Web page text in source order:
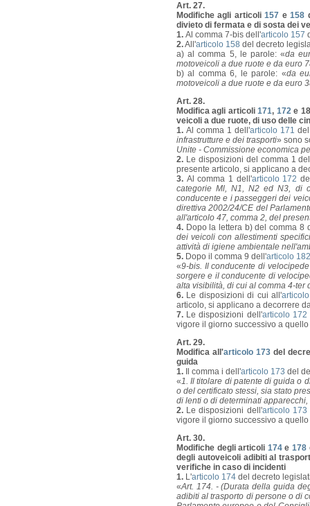
Art. 27.
Modifiche agli articoli157 e158
divieto di fermata e di sosta dei
1. Al comma 7-bis dell'articolo 157
2.All'articolo 158 del decreto
a) al comma 5, le parole: «da
motoveicoli a due ruote e da euro
b) al comma 6, le parole: «da
motoveicoli a due ruote e da euro
Art. 28.
Modifica agli articoli171, 172 e
veicoli a due ruote, di uso delle
1. Al comma 1 dell'articolo 171
infrastrutture e dei trasporti» sono
Unite - Commissione economica
2. Le disposizioni del comma 1
presente articolo, si applicano a
3. Al comma 1 dell'articolo 172
categorie Ml, N1, N2 ed N3, di
conducente e i passeggeri dei
direttiva 2002/24/CE del
all'articolo 47, comma 2, del
4. Dopo la lettera b) del comma 8
dei veicoli con allestimenti
attività di igiene ambientale
5. Dopo il comma 9 dell'articolo 182
«9-bis. Il conducente di
sorgere e il conducente di
alta visibilità, di cui al comma 4-ter
6. Le disposizioni di cui all'
articolo, si applicano a decorrere
7. Le disposizioni dell'articolo 172
vigore il giorno successivo a
Art. 29.
Modifica all'articolo 173del
guida
1.
Il comma i dell'articolo 173 del
«1. Il titolare di patente di guida o
o del certificato stessi, sia stato
di lenti o di determinati
2. Le disposizioni dell'articolo 173
vigore il giorno successivo a
Art. 30.
Modifiche degli articoli 174e 178
degli autoveicoli adibiti al
verifiche in caso di incidenti
1. L'articolo 174 del decreto
«Art. 174. - (Durata della guida
adibiti al trasporto di persone o di